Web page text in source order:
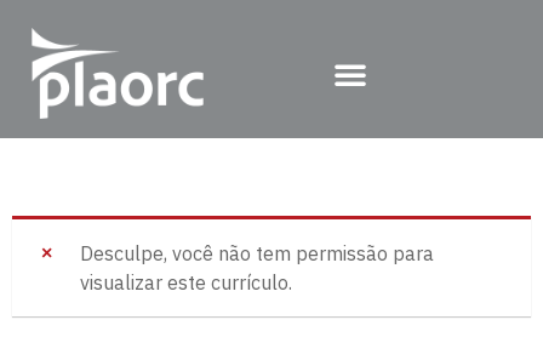
Desculpe, você não tem permissão para
visualizar este currículo.